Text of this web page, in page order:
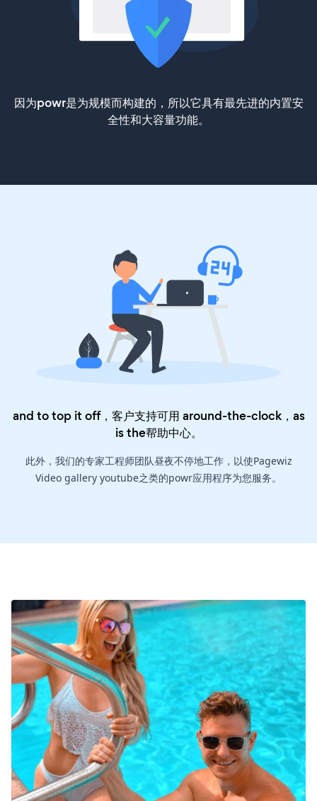
因为powr是为规模而构建的，所以它具有最先进的内置安
全性和大容量功能。
and to top it off，客户支持可用 around-the-clock，as
is the帮助中心。
此外，我们的专家工程师团队昼夜不停地工作，以使Pagewiz
Video gallery youtube之类的powr应用程序为您服务。